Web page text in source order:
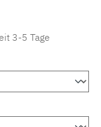
3-5 Tage